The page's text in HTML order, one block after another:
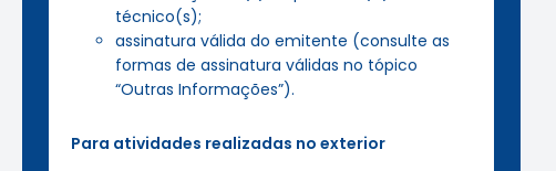
técnico(s);
assinatura válida do emitente (consulte as
formas de assinatura válidas no tópico
“Outras Informações”).
Para atividades realizadas no exterior